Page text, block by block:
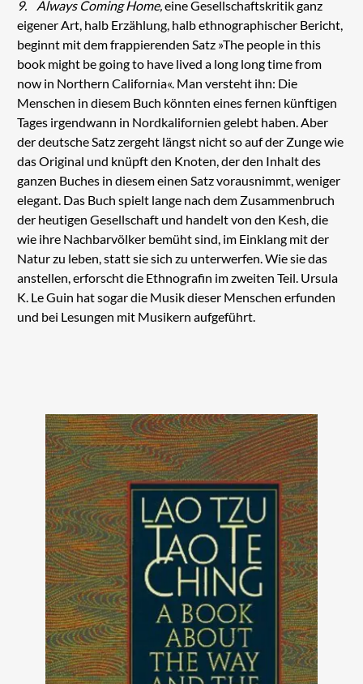
9. Always Coming Home,eine Gesellschaftskritik ganz
eigener Art, halb Erzählung, halb ethnographischer Bericht,
beginnt mit dem frappierenden Satz »The people in this
book might be going to have lived a long long time from
now in Northern California«. Man versteht ihn: Die
Menschen in diesem Buch könnten eines fernen künftigen
Tages irgendwann in Nordkalifornien gelebt haben. Aber
der deutsche Satz zergeht längst nicht so auf der Zunge wie
das Original und knüpft den Knoten, der den Inhalt des
ganzen Buches in diesem einen Satz vorausnimmt, weniger
elegant. Das Buch spielt lange nach dem Zusammenbruch
der heutigen Gesellschaft und handelt von den Kesh, die
wie ihre Nachbarvölker bemüht sind, im Einklang mit der
Natur zu leben, statt sie sich zu unterwerfen. Wie sie das
anstellen, erforscht die Ethnografin im zweiten Teil. Ursula
K. Le Guin hat sogar die Musik dieser Menschen erfunden
und bei Lesungen mit Musikern aufgeführt.